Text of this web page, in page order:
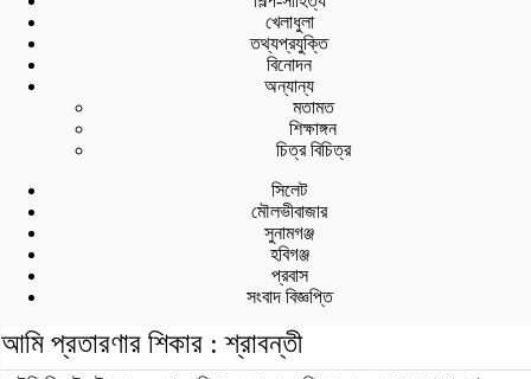
খেলাধুলা
তথ্যপ্রযুক্তি
বিনোদন
অন্যান্য
মতামত
শিক্ষাঙ্গন
চিত্র বিচিত্র
সিলেট
মৌলভীবাজার
সুনামগঞ্জ
হবিগঞ্জ
প্রবাস
সংবাদ বিজ্ঞপ্তি
আমি প্রতারণার শিকার : শ্রাবন্তী